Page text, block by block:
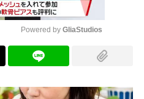
Powered by GliaStudios